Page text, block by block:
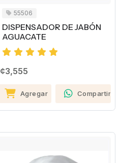
55506
DISPENSADOR DE JABÓN
AGUACATE
¢3,555
Agregar Compartir